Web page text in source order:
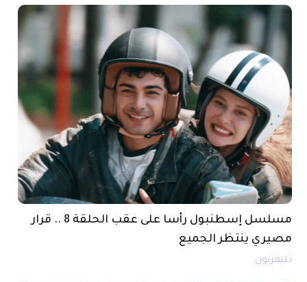
مسلسل إسطنبول رأسا على عقب الحلقة 8 .. قرار
مصيري ينتظر الجميع
تليفزيون